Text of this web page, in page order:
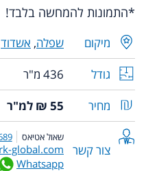
*התמונות להמחשה בלבד!
מיקום שפלה, אשדוד
גודל
436 מ"ר
מחיר
55 ₪ למ"ר
צור קשר
שאול אטיאס
global.com
Whatsapp